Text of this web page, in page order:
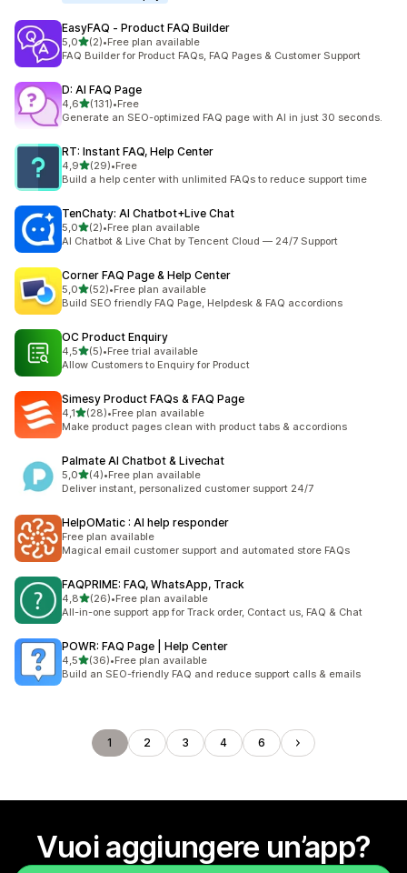
EasyFAQ ‑ Product FAQ Builder
5,0stelle su 5
(2)
2 recensioni totali
•Free plan available
FAQ Builder for Product FAQs, FAQ Pages & Customer Support
D: AI FAQ Page
4,6stelle su 5
(131)
131 recensioni totali
•Free
Generate an SEO-optimized FAQ page with AI in just 30 seconds.
RT: Instant FAQ, Help Center
4,9stelle su 5
(29)
29 recensioni totali
•Free
Build a help center with unlimited FAQs to reduce support time
TenChaty: AI Chatbot+Live Chat
5,0stelle su 5
(2)
2 recensioni totali
•Free plan available
AI Chatbot & Live Chat by Tencent Cloud — 24/7 Support
Corner FAQ Page & Help Center
5,0stelle su 5
(52)
52 recensioni totali
•Free plan available
Build SEO friendly FAQ Page, Helpdesk & FAQ accordions
OC Product Enquiry
4,5stelle su 5
(5)
5 recensioni totali
•Free trial available
Allow Customers to Enquiry for Product
Simesy Product FAQs & FAQ Page
4,1stelle su 5
(28)
28 recensioni totali
•Free plan available
Make product pages clean with product tabs & accordions
Palmate AI Chatbot & Livechat
5,0stelle su 5
(4)
4 recensioni totali
•Free plan available
Deliver instant, personalized customer support 24/7
HelpOMatic : AI help responder
Free plan available
Magical email customer support and automated store FAQs
FAQPRIME: FAQ, WhatsApp, Track
4,8stelle su 5
(26)
26 recensioni totali
•Free plan available
All-in-one support app for Track order, Contact us, FAQ & Chat
POWR: FAQ Page | Help Center
4,5stelle su 5
(36)
36 recensioni totali
•Free plan available
Build an SEO-friendly FAQ and reduce support calls & emails
1 2 3 4 6
Vuoi aggiungere un’app?